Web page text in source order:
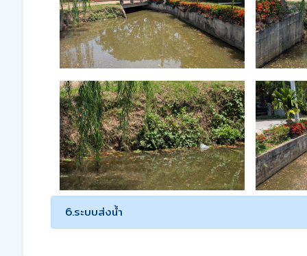
6.ระบบส่งน้ำ